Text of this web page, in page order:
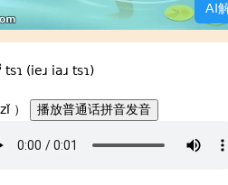
AI
tsɿ (ieɹ iaɹ tsɿ)
） 播放普通话拼音发音